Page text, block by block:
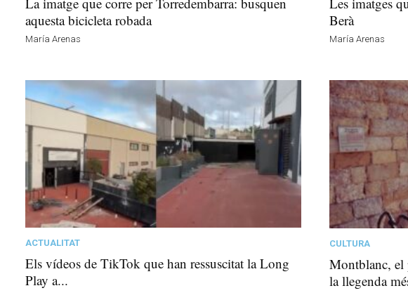
aquesta bicicleta robada
María Arenas
Berà
María Arenas
ACTUALITAT
Els vídeos de TikTok que han ressuscitat la Long
Play a...
CULTURA
Montblanc, el
la llegenda